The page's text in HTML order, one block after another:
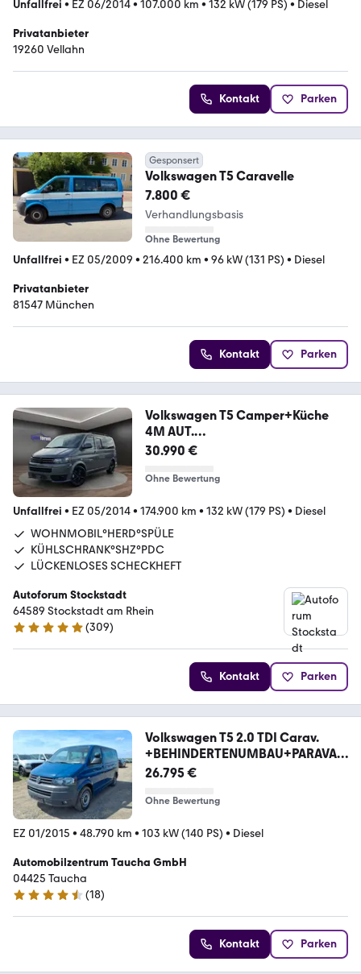
Unfallfrei • EZ 06/2014• 107.000 km • 132 kW (179 PS) • Diesel
Privatanbieter
19260 Vellahn
Kontakt Parken
Gesponsert
Volkswagen T5 Caravelle
7.800 €
Verhandlungsbasis
Ohne Bewertung
Unfallfrei • EZ 05/2009 • 216.400 km • 96 kW (131 PS) • Diesel
Privatanbieter
81547 München
Kontakt Parken
Volkswagen T5 Camper+Küche
4M AUT.
°STANDHNZNG°KAMERA°NAVI
30.990 €
Ohne Bewertung
Unfallfrei • EZ 05/2014• 174.900 km • 132 kW (179 PS) • Diesel
WOHNMOBIL°HERD°SPÜLE
KÜHLSCHRANK°SHZ°PDC
LÜCKENLOSES SCHECKHEFT
Autoforum Stockstadt
64589 Stockstadt am Rhein
4.8 Sterne
(309)
Kontakt Parken
Volkswagen T5 2.0 TDI Carav.
+BEHINDERTENUMBAU+PARAVAN
+1.HD
26.795 €
Ohne Bewertung
EZ 01/2015 • 48.790 km • 103 kW (140 PS) • Diesel
Automobilzentrum Taucha GmbH
04425 Taucha
4.4 Sterne
(18)
Kontakt Parken